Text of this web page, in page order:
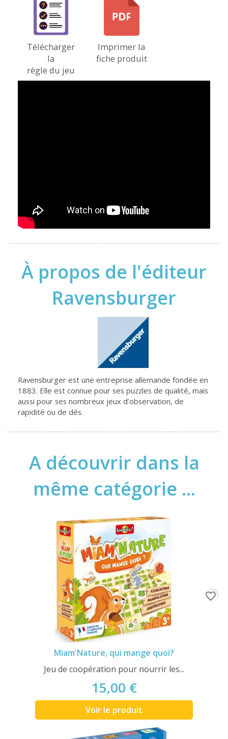
Télécharger
la
règle du jeu
Imprimer la
fiche produit
À propos de l'éditeur
Ravensburger
Ravensburger est une entreprise allemande fondée en
1883. Elle est connue pour ses puzzles de qualité, mais
aussi pour ses nombreux jeux d’observation, de
rapidité ou de dés.
A découvrir dans la
même catégorie ...
Miam'Nature, qui mange quoi?
Jeu de coopération pour nourrir les...
15,00 €
Voir le produit
favorite_border